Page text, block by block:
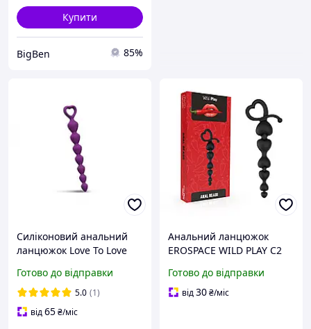
Купити
BigBen 85%
Силіконовий анальний
ланцюжок Love To Love
RAIN Ø 2.8см
Готово до відправки
5.0 (1)
від65₴/міс
Анальний ланцюжок
EROSPACE WILD PLAY C2
Готово до відправки
від30₴/міс